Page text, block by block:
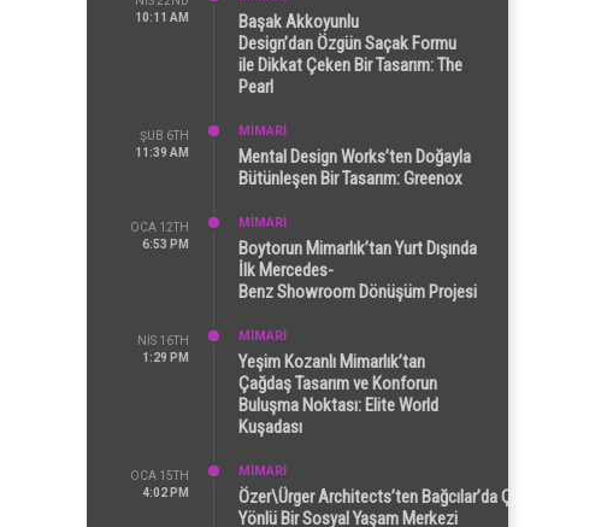
10:11 AM
Başak Akkoyunlu
Design’dan Özgün Saçak Formu
ile Dikkat Çeken Bir Tasarım: The
Pearl
ŞUB 6TH
11:39 AM
MİMARİ
Mental Design Works’ten Doğayla
Bütünleşen Bir Tasarım: Greenox
OCA 12TH
6:53 PM
MİMARİ
Boytorun Mimarlık’tan Yurt Dışında
İlk Mercedes-
Benz Showroom Dönüşüm Projesi
NIS 16TH
1:29 PM
MİMARİ
Yeşim Kozanlı Mimarlık’tan
Çağdaş Tasarım ve Konforun
Buluşma Noktası: Elite World
Kuşadası
OCA 15TH
4:02 PM
MİMARİ
Özer\Ürger Architects’ten Bağcılar’da Çok
Yönlü Bir Sosyal Yaşam Merkezi